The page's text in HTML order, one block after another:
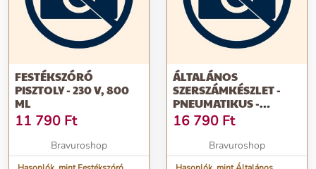
FESTÉKSZÓRÓ
PISZTOLY - 230 V, 800
ML
11 790 Ft
Bravuroshop
ÁLTALÁNOS
SZERSZÁMKÉSZLET -
PNEUMATIKUS -
LEVEGŐ-, FESTÉK-,
OLAJPISZTOLY - 5 DB-
OS SZETT
16 790 Ft
Bravuroshop